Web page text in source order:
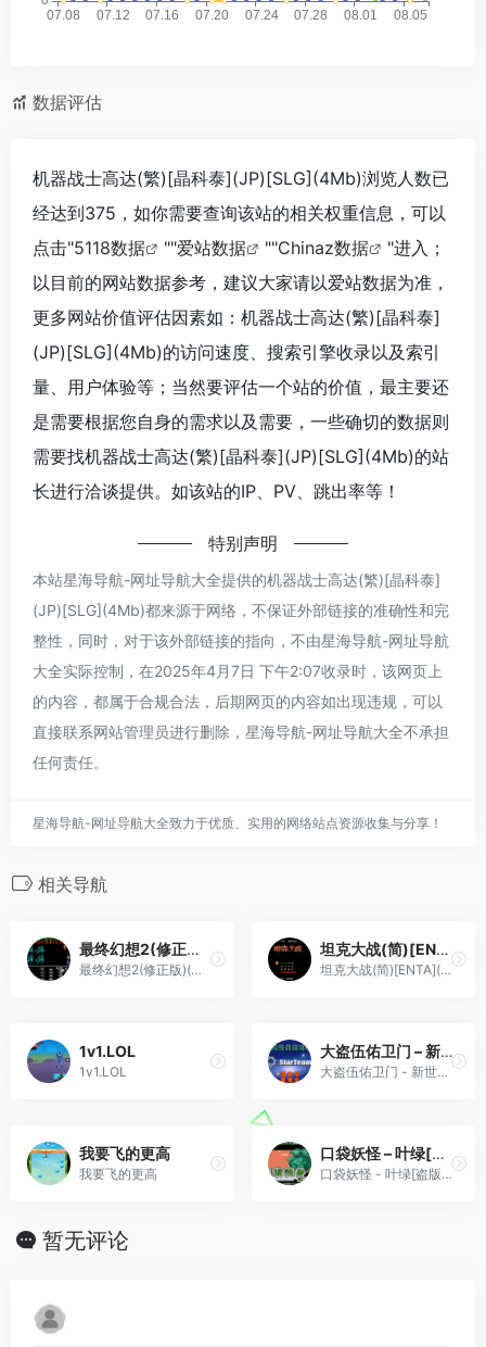
数据评估
机器战士高达(繁)[晶科泰](JP)[SLG](4Mb)浏览人数已
经达到375，如你需要查询该站的相关权重信息，可以
点击"5118数据 ""爱站数据 ""Chinaz数据
"进入；
以目前的网站数据参考，建议大家请以爱站数据为准，
更多网站价值评估因素如：机器战士高达(繁)[晶科泰]
(JP)[SLG](4Mb)的访问速度、搜索引擎收录以及索引
量、用户体验等；当然要评估一个站的价值，最主要还
是需要根据您自身的需求以及需要，一些确切的数据则
需要找机器战士高达(繁)[晶科泰](JP)[SLG](4Mb)的站
长进行洽谈提供。如该站的IP、PV、跳出率等！
特别声明
本站星海导航-网址导航大全提供的机器战士高达(繁)[晶科泰]
(JP)[SLG](4Mb)都来源于网络，不保证外部链接的准确性和完
整性，同时，对于该外部链接的指向，不由星海导航-网址导航
大全实际控制，在2025年4月7日 下午2:07收录时，该网页上
的内容，都属于合规合法，后期网页的内容如出现违规，可以
直接联系网站管理员进行删除，星海导航-网址导航大全不承担
任何责任。
星海导航-网址导航大全致力于优质、实用的网络站点资源收集与分享！
相关导航
最终幻想2(修正版)(简)[外星科技+DG小火](JP)[RPG](4Mb)
最终幻想2(修正版)(简)[外星科技+DG小火](JP)[RPG](4Mb)
坦克大战(简)[ENTA](JP)[STG](0.18Mb)
坦克大战(简)[ENTA](JP)[STG](0.18Mb)
1v1.LOL
1v1.LOL
大盗伍佑卫门 – 新世代出动![星组][简&繁](JP)(32.06Mb)
大盗伍佑卫门 - 新世代出动![星组][简&繁](JP)(32.06Mb)
我要飞的更高
我要飞的更高
口袋妖怪 – 叶绿[盗版&Sanchidiantai](简)(JP)(128Mb)
口袋妖怪 - 叶绿[盗版&Sanchidiantai](简)(JP)(128Mb)
暂无评论